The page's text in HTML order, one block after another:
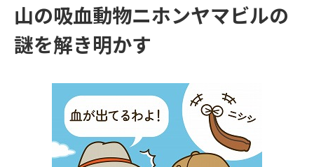
大学・短大の資料種類から請求
総合型選抜・学校推薦型選抜 募
集要項＆願書
大学入学共通テスト利用選抜の
募集要項＆願書
過去問題集
山の吸血動物ニホンヤマビルの
謎を解き明かす